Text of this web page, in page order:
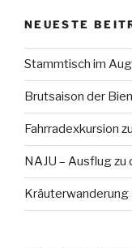
NEUESTE
Stammtisch im
Brutsaison der
Fahrradexkursion
NAJU – Ausflug zu